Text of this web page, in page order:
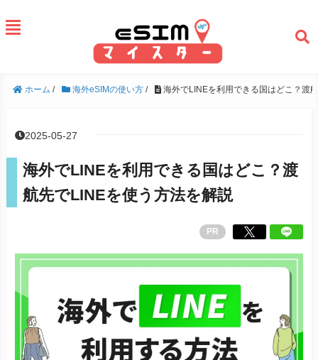
ホーム / 海外eSIMの使い方 / 海外でLINEを利用できる国はどこ？渡
2025-05-27
海外でLINEを利用できる国はどこ？渡
航先でLINEを使う方法を解説
PR